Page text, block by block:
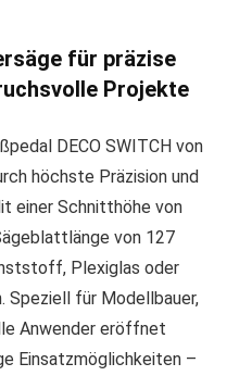
für präzise
Projekte
DECO SWITCH von
höchste Präzision und
einer Schnitthöhe von
von 127
Plexiglas oder
Speziell für Modellbauer,
Anwender eröffnet
Einsatzmöglichkeiten –